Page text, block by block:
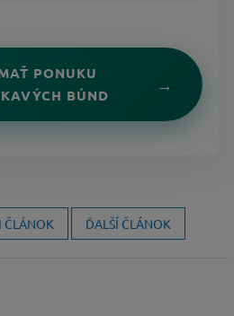
PONUKU
BÚND
ČLÁNOK ĎALŠÍ ČLÁNOK